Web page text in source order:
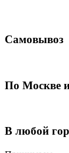
Самовывоз
По Москве
В любой